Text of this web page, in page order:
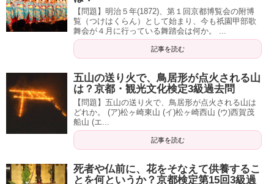
【問題】明治５年(1872)、第１回京都博覧会の附博
覧（つけはくらん）として始まり、今も祇園甲部歌
舞会が４月に行っている舞踏会は何か。 ...
記事を読む
五山の送り火で、鳥居形が点火される山
は？京都・観光文化検定3級過去問
【問題】五山の送り火で、鳥居形が点火される山は
どれか。 (ア)松ヶ崎東山 (イ)松ヶ崎西山 (ウ)西賀茂
船山 (エ...
記事を読む
死者や仏前に、花をそなえて供養するこ
とを何というか？京都検定第15回3級過